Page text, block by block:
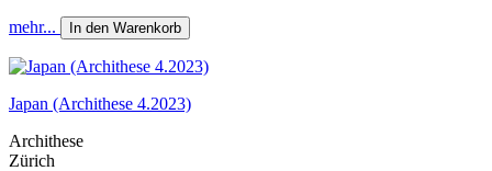
mehr... In den Warenkorb
Japan (Archithese 4.2023)
Archithese
Zürich